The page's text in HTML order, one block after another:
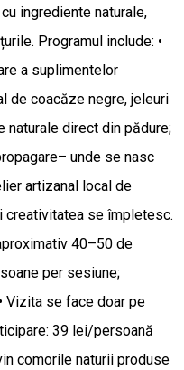
ingrediente naturale,
Programul include: •
a suplimentelor
de coacăze negre, jeleuri
direct din pădure;
unde se nasc
artizanal local de
creativitatea se împletesc.
40–50 de
per sesiune;
Vizita se face doar pe
39 lei/persoană
comorile naturii produse